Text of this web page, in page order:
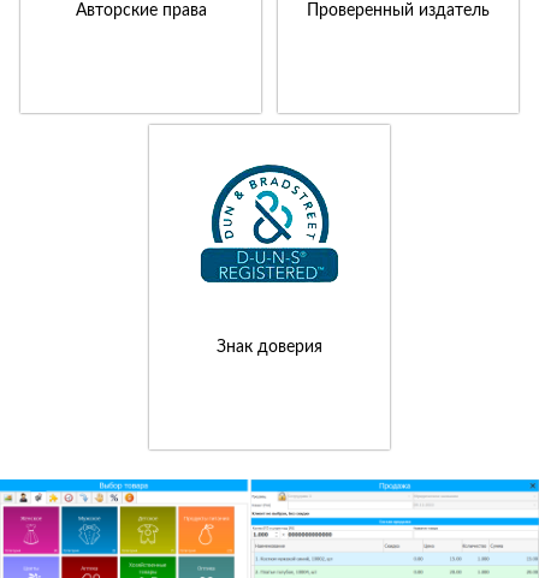
Авторские права Проверенный издатель
Знак доверия